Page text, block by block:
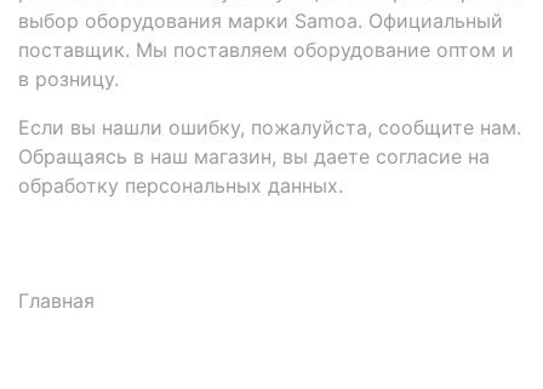
выбор оборудования марки Samoa. Официальный
поставщик. Мы поставляем оборудование оптом и
в розницу.
Если вы нашли ошибку, пожалуйста, сообщите нам.
Обращаясь в наш магазин, вы даете согласие на
обработку персональных данных.
Главная